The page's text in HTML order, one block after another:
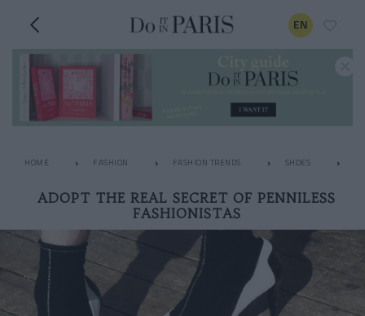
EN
HOME FASHION FASHION TRENDS SHOES
ADOPT THE REAL SECRET OF PENNILESS
FASHIONISTAS